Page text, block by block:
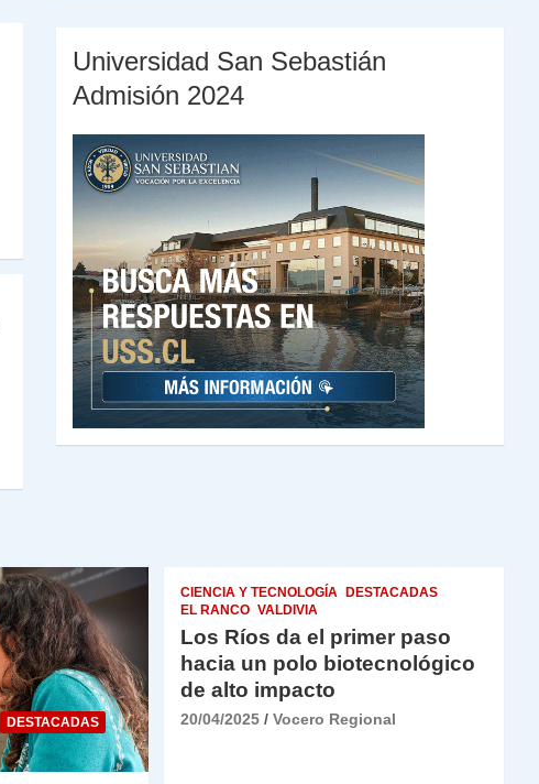
Universidad San Sebastián
Admisión 2024
DESTACADAS
CIENCIA Y TECNOLOGÍA
DESTACADAS
EL RANCO VALDIVIA
Los Ríos da el primer paso
hacia un polo biotecnológico
de alto impacto
20/04/2025 Vocero Regional